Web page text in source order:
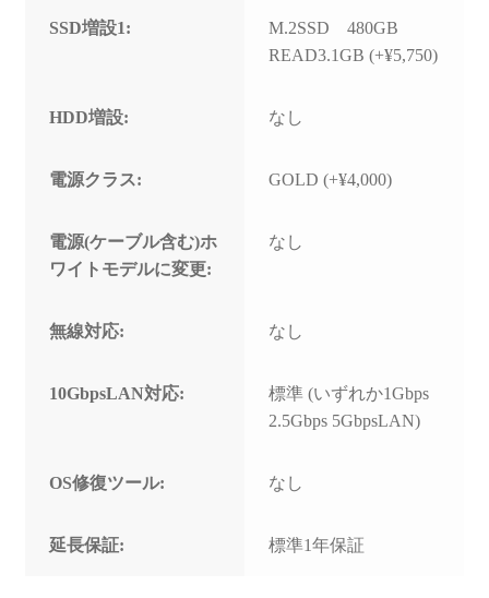
SSD増設1:
M.2SSD 480GB
READ3.1GB (+¥5,750)
HDD増設: なし
電源クラス: GOLD (+¥4,000)
電源(ケーブル含む)ホ
ワイトモデルに変更:
なし
無線対応: なし
10GbpsLAN対応:
標準 (いずれか1Gbps
2.5Gbps 5GbpsLAN)
OS修復ツール: なし
延長保証: 標準1年保証